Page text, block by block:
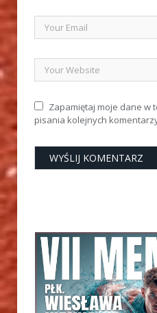
Zapamiętaj moje dane w
pisania kolejnych